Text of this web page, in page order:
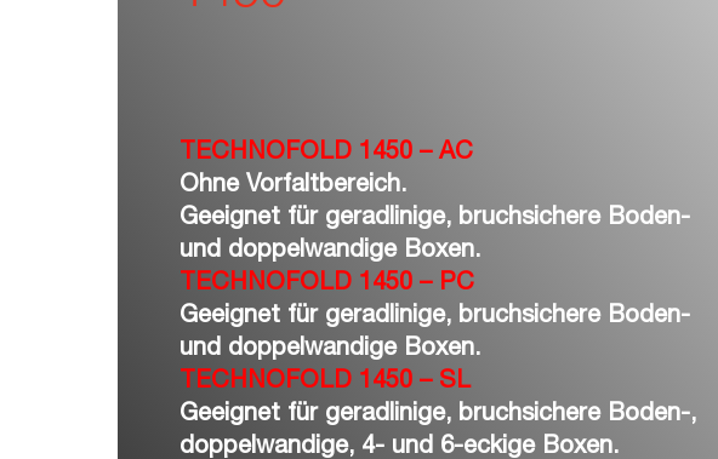
TECHNOFOLD 1450 – AC
Ohne Vorfaltbereich.
Geeignet für geradlinige, bruchsichere Boden-
und doppelwandige Boxen.
TECHNOFOLD 1450 – PC
Geeignet für geradlinige, bruchsichere Boden-
und doppelwandige Boxen.
TECHNOFOLD 1450 – SL
Geeignet für geradlinige, bruchsichere Boden-,
doppelwandige, 4- und 6-eckige Boxen.